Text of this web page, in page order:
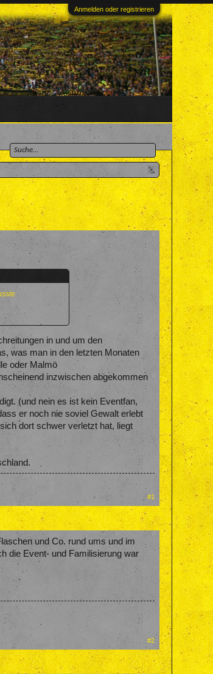
Anmelden oder registrieren
in und um den
was man in den letzten Monaten
oder Malmö
inzwischen abgekommen
(und nein es ist kein Eventfan,
er noch nie soviel Gewalt erlebt
dort schwer verletzt hat, liegt
#1
und Co. rund ums und im
die Event- und Familisierung war
#2